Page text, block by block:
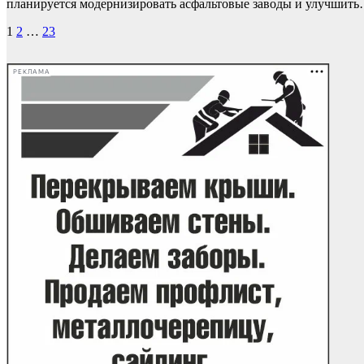
планируется модернизировать асфальтовые заводы и
Пагинация
1 2 … 23
РЕКЛАМА